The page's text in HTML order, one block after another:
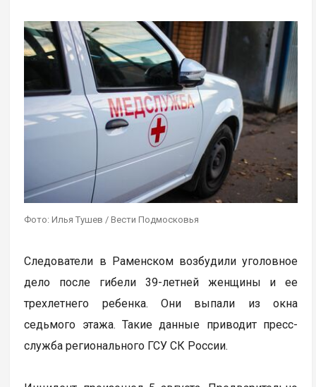
Фото: Илья Тушев / Вести Подмосковья
Следователи в Раменском возбудили уголовное
дело после гибели 39-летней женщины и ее
трехлетнего ребенка. Они выпали из окна
седьмого этажа. Такие данные приводит пресс-
служба регионального ГСУ СК России.